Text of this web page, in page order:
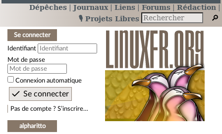
Dépêches Journaux Liens Forums
Rédaction
🎙️ Projets Libres
Se connecter
Identifiant
Mot de passe
Connexion automatique
Pas de compte ? S’inscrire…
alpharitto